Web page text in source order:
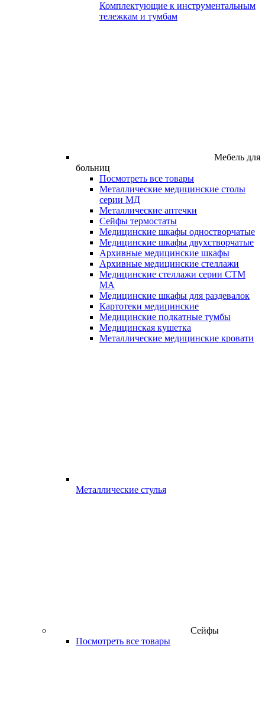
Комплектующие к инструментальным
тележкам и тумбам
Мебель для
больниц
Посмотреть все товары
Металлические медицинские столы
серии МД
Металлические аптечки
Сейфы термостаты
Медицинские шкафы одностворчатые
Медицинские шкафы двухстворчатые
Архивные медицинские шкафы
Архивные медицинские стеллажи
Медицинские стеллажи серии СТМ
МА
Медицинские шкафы для раздевалок
Картотеки медицинские
Медицинские подкатные тумбы
Медицинская кушетка
Металлические медицинские кровати
Металлические стулья
Сейфы
Посмотреть все товары